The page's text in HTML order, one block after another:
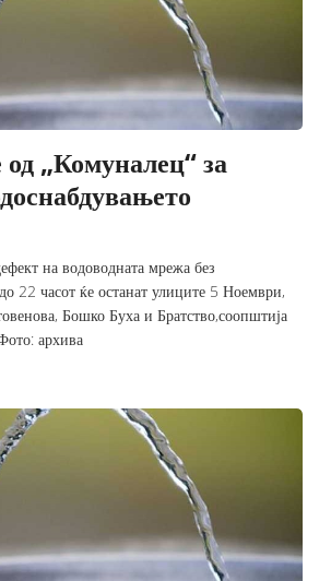
„Комуналец“ за
на водоводната мрежа без
22 часот ќе останат улиците 5 Ноември,
Бошко Буха и Братство,соопштија
архива